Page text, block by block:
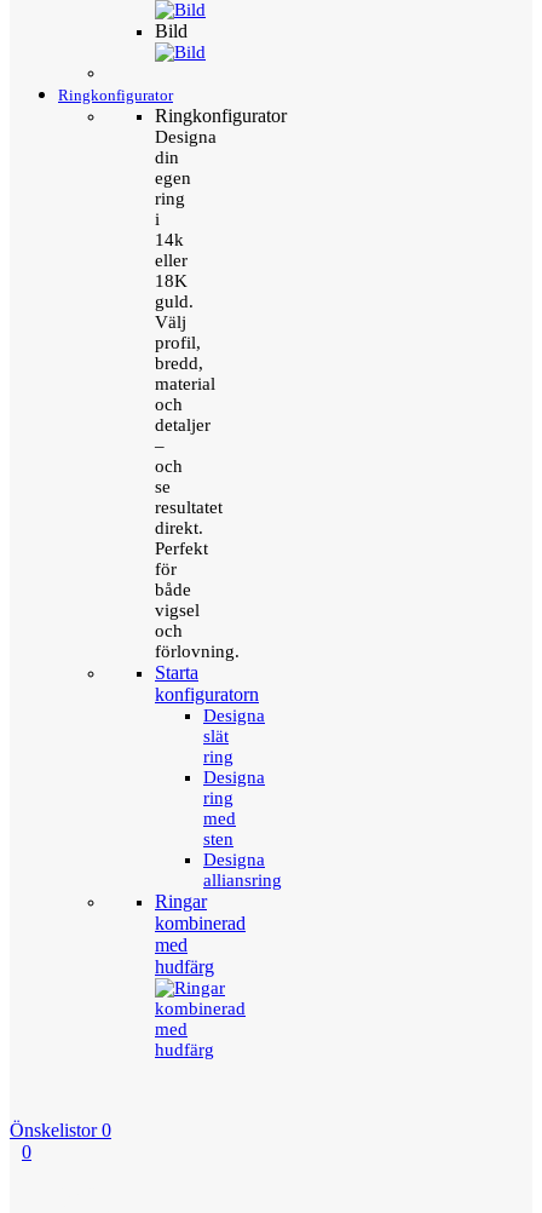
Bild
Ringkonfigurator
Ringkonfigurator
Designa
din
egen
ring
i
14k
eller
18K
guld.
Välj
profil,
bredd,
material
och
detaljer
–
och
se
resultatet
direkt.
Perfekt
för
både
vigsel
och
förlovning.
Starta
konfiguratorn
Designa
slät
ring
Designa
ring
med
sten
Designa
alliansring
Ringar
kombinerad
med
hudfärg
Önskelistor 0
0